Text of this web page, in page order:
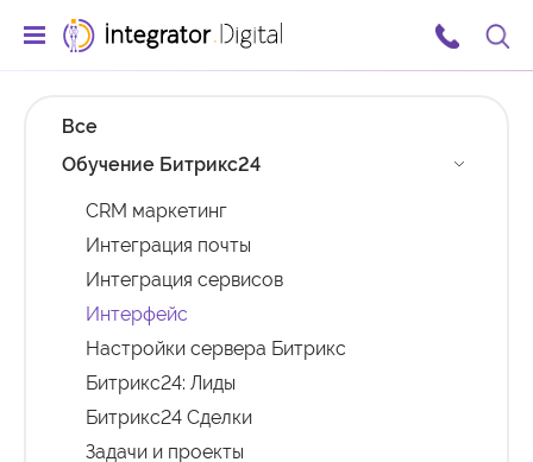
Ссылка на главную страницу
Все
Обучение Битрикс24
CRM маркетинг
Интеграция почты
Интеграция сервисов
Интерфейс
Настройки сервера Битрикс
Битрикс24: Лиды
Битрикс24 Сделки
Задачи и проекты